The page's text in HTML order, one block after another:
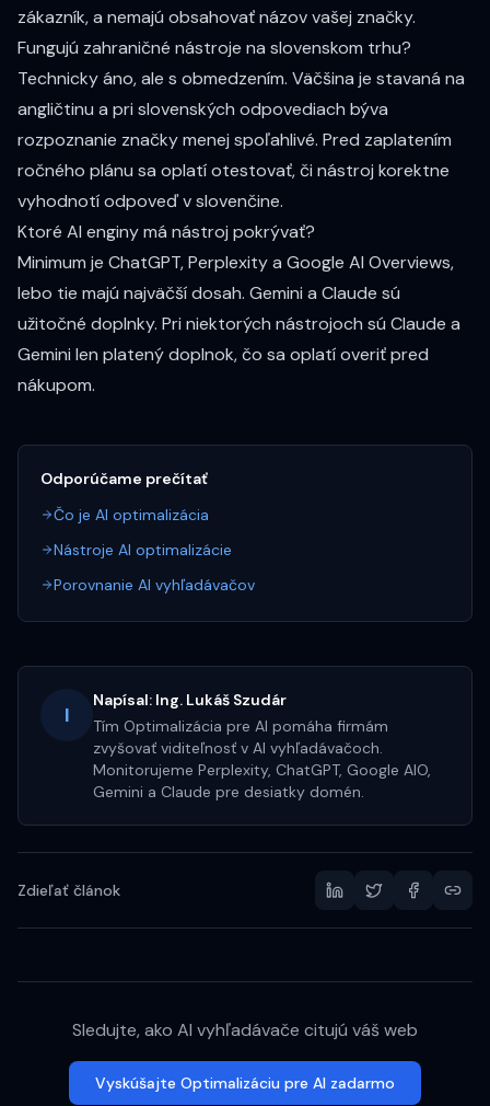
zákazník, a nemajú obsahovať názov vašej značky.
Fungujú zahraničné nástroje na slovenskom trhu?
Technicky áno, ale s obmedzením. Väčšina je stavaná na
angličtinu a pri slovenských odpovediach býva
rozpoznanie značky menej spoľahlivé. Pred zaplatením
ročného plánu sa oplatí otestovať, či nástroj korektne
vyhodnotí odpoveď v slovenčine.
Ktoré AI enginy má nástroj pokrývať?
Minimum je ChatGPT, Perplexity a Google AI Overviews,
lebo tie majú najväčší dosah. Gemini a Claude sú
užitočné doplnky. Pri niektorých nástrojoch sú Claude a
Gemini len platený doplnok, čo sa oplatí overiť pred
nákupom.
Odporúčame prečítať
Čo je AI optimalizácia
Nástroje AI optimalizácie
Porovnanie AI vyhľadávačov
I
Napísal: Ing. Lukáš Szudár
Tím Optimalizácia pre AI pomáha firmám
zvyšovať viditeľnosť v AI vyhľadávačoch.
Monitorujeme Perplexity, ChatGPT, Google AIO,
Gemini a Claude pre desiatky domén.
Zdieľať článok
Sledujte, ako AI vyhľadávače citujú váš web
Vyskúšajte Optimalizáciu pre AI zadarmo